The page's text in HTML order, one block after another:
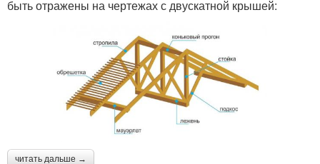
быть отражены на чертежах с двускатной крышей:
читать дальше →